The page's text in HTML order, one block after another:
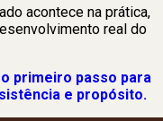
acontece na prática,
real do
primeiro passo para
e propósito.